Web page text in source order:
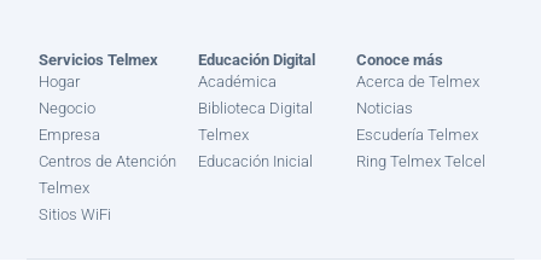
Servicios Telmex
Hogar
Negocio
Empresa
Centros de Atención
Telmex
Sitios WiFi
Educación Digital
Académica
Biblioteca Digital
Telmex
Educación Inicial
Conoce más
Acerca de Telmex
Noticias
Escudería Telmex
Ring Telmex Telcel